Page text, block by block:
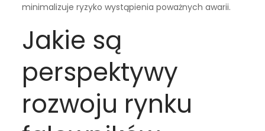
minimalizuje ryzyko wystąpienia poważnych awarii.
Jakie są
perspektywy
rozwoju rynku